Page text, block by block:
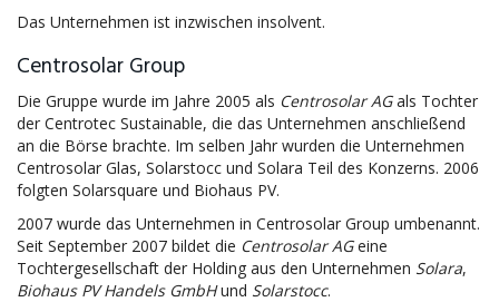
Das Unternehmen ist inzwischen insolvent.
Centrosolar Group
Die Gruppe wurde im Jahre 2005 als Centrosolar AGals Tochter
der Centrotec Sustainable, die das Unternehmen anschließend
an die Börse brachte. Im selben Jahr wurden die Unternehmen
Centrosolar Glas, Solarstocc und Solara Teil des Konzerns. 2006
folgten Solarsquare und Biohaus PV.
2007 wurde das Unternehmen in Centrosolar Group umbenannt.
Seit September 2007 bildet die Centrosolar AGeine
Tochtergesellschaft der Holding aus den Unternehmen Solara,
Biohaus PV Handels GmbHund Solarstocc.